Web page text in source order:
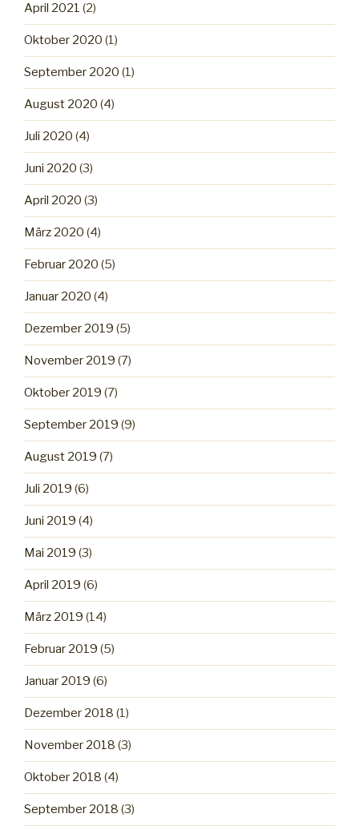
April 2021 (2)
Oktober 2020 (1)
September 2020 (1)
August 2020 (4)
Juli 2020 (4)
Juni 2020 (3)
April 2020 (3)
März 2020 (4)
Februar 2020 (5)
Januar 2020 (4)
Dezember 2019 (5)
November 2019 (7)
Oktober 2019 (7)
September 2019 (9)
August 2019 (7)
Juli 2019 (6)
Juni 2019 (4)
Mai 2019 (3)
April 2019 (6)
März 2019 (14)
Februar 2019 (5)
Januar 2019 (6)
Dezember 2018 (1)
November 2018 (3)
Oktober 2018 (4)
September 2018 (3)